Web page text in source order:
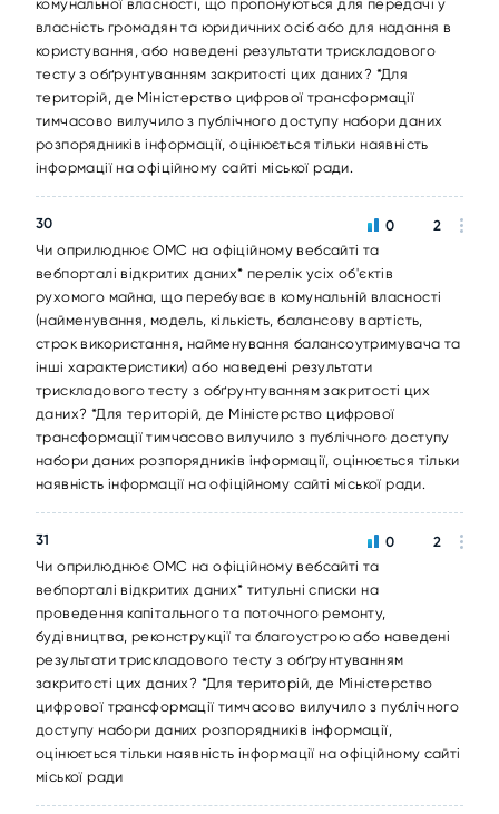
комунальної власності, що пропонуються для передачі у
власність громадян та юридичних осіб або для надання в
користування, або наведені результати трискладового
тесту з обґрунтуванням закритості цих даних? *Для
територій, де Міністерство цифрової трансформації
тимчасово вилучило з публічного доступу набори даних
розпорядників інформації, оцінюється тільки наявність
інформації на офіційному сайті міської ради.
30
Чи оприлюднює ОМС на офіційному вебсайті та
вебпорталі відкритих даних* перелік усіх об'єктів
рухомого майна, що перебуває в комунальній власності
(найменування, модель, кількість, балансову вартість,
строк використання, найменування балансоутримувача та
інші характеристики) або наведені результати
трискладового тесту з обґрунтуванням закритості цих
даних? *Для територій, де Міністерство цифрової
трансформації тимчасово вилучило з публічного доступу
набори даних розпорядників інформації, оцінюється тільки
наявність інформації на офіційному сайті міської ради.
0 2
31
Чи оприлюднює ОМС на офіційному вебсайті та
вебпорталі відкритих даних* титульні списки на
проведення капітального та поточного ремонту,
будівництва, реконструкції та благоустрою або наведені
результати трискладового тесту з обґрунтуванням
закритості цих даних? *Для територій, де Міністерство
цифрової трансформації тимчасово вилучило з публічного
доступу набори даних розпорядників інформації,
оцінюється тільки наявність інформації на офіційному сайті
міської ради
0 2